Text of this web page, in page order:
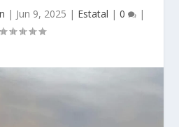
| Jun 9, 2025 | Estatal | 0 |